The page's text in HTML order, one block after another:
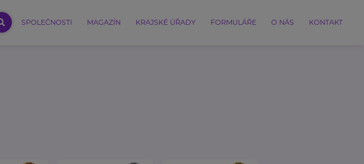
SPOLEČNOSTI MAGAZÍN KRAJSKÉ ÚŘADY FORMULÁŘE O NÁS KONTAKT